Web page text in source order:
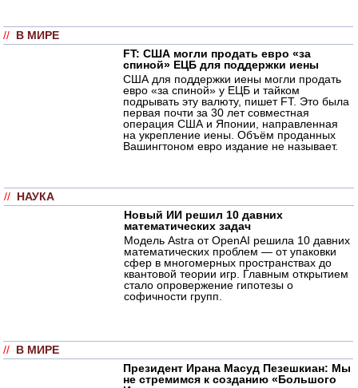
// В МИРЕ
FT: США могли продать евро «за
спиной» ЕЦБ для поддержки иены
США для поддержки иены могли продать
евро «за спиной» у ЕЦБ и тайком
подрывать эту валюту, пишет FT. Это была
первая почти за 30 лет совместная
операция США и Японии, направленная
на укрепление иены. Объём проданных
Вашингтоном евро издание не называет.
// НАУКА
Новый ИИ решил 10 давних
математических задач
Модель Astra от OpenAI решила 10 давних
математических проблем — от упаковки
сфер в многомерных пространствах до
квантовой теории игр. Главным открытием
стало опровержение гипотезы о
софичности групп.
// В МИРЕ
Президент Ирана Масуд Пезешкиан: Мы
не стремимся к созданию «Большого